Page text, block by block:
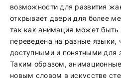
возможности для развития
открывает двери для более
так как анимация может быть
переведена на разные языки,
доступными и понятными для
Таким образом,
новым словом в искусстве